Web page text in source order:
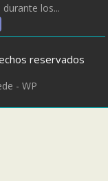
los...
reservados